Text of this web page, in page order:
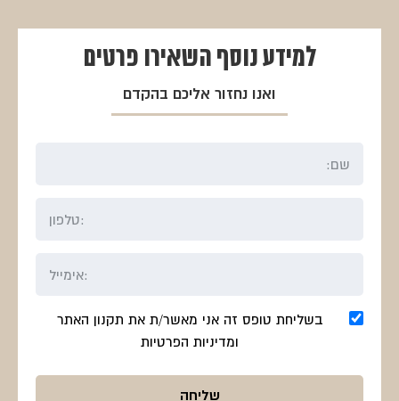
למידע נוסף השאירו פרטים
ואנו נחזור אליכם בהקדם
בשליחת טופס זה אני מאשר/ת את תקנון האתר
ומדיניות הפרטיות